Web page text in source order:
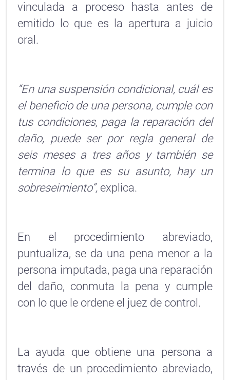
vinculada a proceso hasta antes de
emitido lo que es la apertura a juicio
oral.
“En una suspensión condicional, cuál es
el beneficio de una persona, cumple con
tus condiciones, paga la reparación del
daño, puede ser por regla general de
seis meses a tres años y también se
termina lo que es su asunto, hay un
sobreseimiento”, explica.
En el procedimiento abreviado,
puntualiza, se da una pena menor a la
persona imputada, paga una reparación
del daño, conmuta la pena y cumple
con lo que le ordene el juez de control.
La ayuda que obtiene una persona a
través de un procedimiento abreviado,